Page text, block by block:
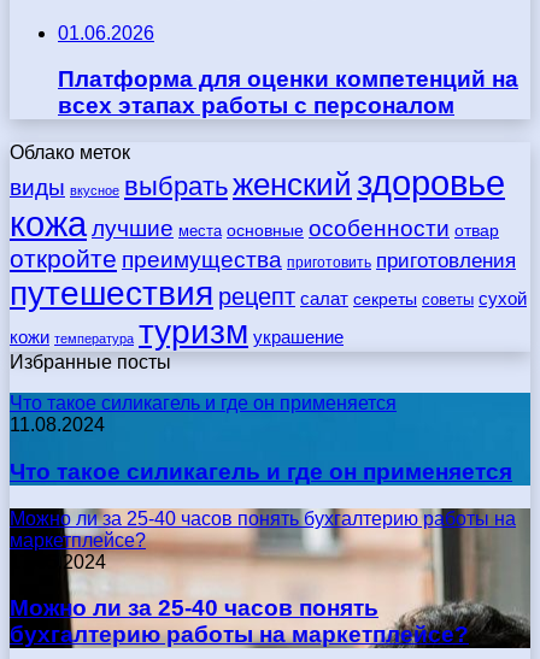
01.06.2026
Платформа для оценки компетенций на
всех этапах работы с персоналом
Облако меток
виды вкусное выбратьженский здоровье
кожалучшие места основные особенности отвар
откройте преимущества приготовить приготовления
путешествия рецепт салат секреты советы сухой
кожи температура туризм украшение
Избранные посты
Что такое силикагель и где он применяется
11.08.2024
Что такое силикагель и где он применяется
Можно ли за 25-40 часов понять бухгалтерию работы на
маркетплейсе?
17.05.2024
Можно ли за 25-40 часов понять
бухгалтерию работы на маркетплейсе?